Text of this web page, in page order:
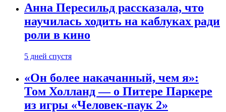
Анна Пересильд рассказала, что
научилась ходить на каблуках ради
роли в кино
5 дней спустя
«Он более накачанный, чем я»:
Том Холланд — о Питере Паркере
из игры «Человек-паук 2»